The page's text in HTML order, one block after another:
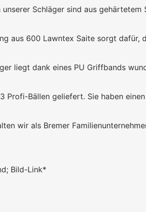
unserer Schläger sind aus
aus 600 Lawntex Saite sorgt
liegt dank eines PU Griffbands
Profi-Bällen geliefert. Sie haben
wir als Bremer
Bild-Link*